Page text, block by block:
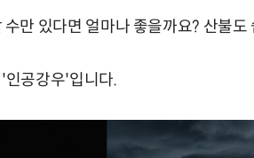
만 있다면 얼마나 좋을까요? 산불도
인공강우'입니다.